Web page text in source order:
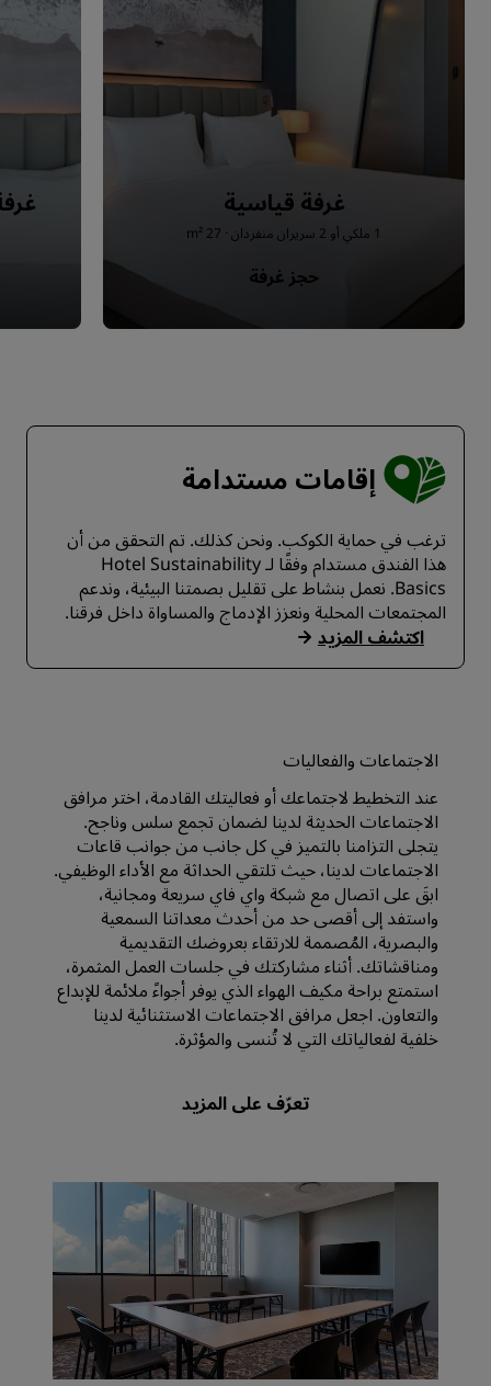
غرفة قياسية
1 ملكي أو 2 سريران منفردان · 27 m²
حجز غرفة
إقامات مستدامة
ترغب في حماية الكوكب. ونحن كذلك. تم التحقق من أن
هذا الفندق مستدام وفقًا لـ Hotel Sustainability
Basics. نعمل بنشاط على تقليل بصمتنا البيئية، وندعم
المجتمعات المحلية ونعزز الإدماج والمساواة داخل فرقنا.
اكتشف المزيد
الاجتماعات والفعاليات
عند التخطيط لاجتماعك أو فعاليتك القادمة، اختر مرافق
الاجتماعات الحديثة لدينا لضمان تجمع سلس وناجح.
يتجلى التزامنا بالتميز في كل جانب من جوانب قاعات
الاجتماعات لدينا، حيث تلتقي الحداثة مع الأداء الوظيفي.
ابقَ على اتصال مع شبكة واي فاي سريعة ومجانية،
واستفد إلى أقصى حد من أحدث معداتنا السمعية
والبصرية، المُصممة للارتقاء بعروضك التقديمية
ومناقشاتك. أثناء مشاركتك في جلسات العمل المثمرة،
استمتع براحة مكيف الهواء الذي يوفر أجواءً ملائمة للإبداع
والتعاون. اجعل مرافق الاجتماعات الاستثنائية لدينا
خلفية لفعالياتك التي لا تُنسى والمؤثرة.